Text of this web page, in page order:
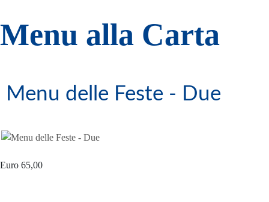
Menu alla Carta
Menu delle Feste - Due
Euro 65,00